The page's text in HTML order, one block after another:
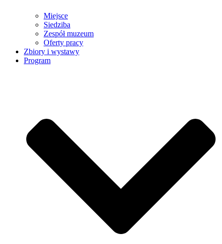
Miejsce
Siedziba
Zespół muzeum
Oferty pracy
Zbiory i wystawy
Program